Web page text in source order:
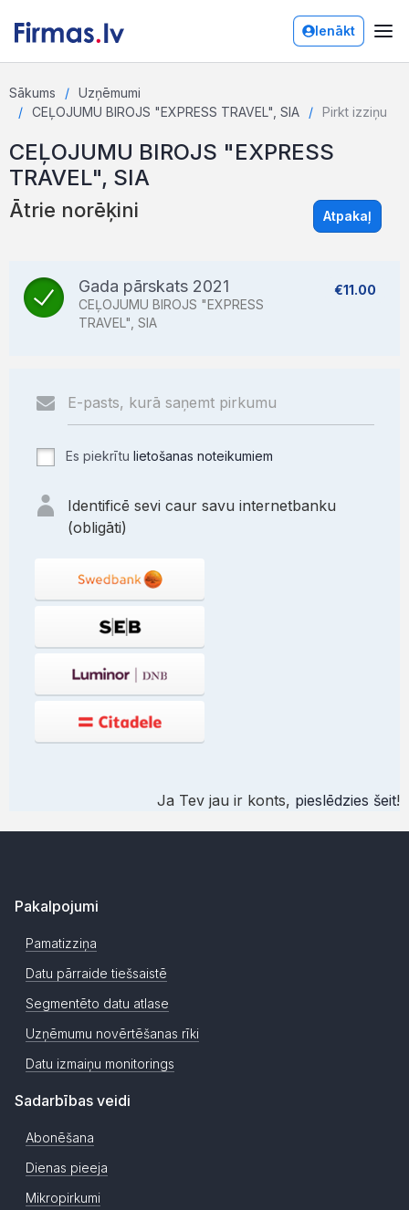
Ienākt
Sākums
Uzņēmumi
CEĻOJUMU BIROJS "EXPRESS TRAVEL", SIA
Pirkt izziņu
CEĻOJUMU BIROJS "EXPRESS
TRAVEL", SIA
Ātrie norēķini Atpakaļ
Gada pārskats 2021
CEĻOJUMU BIROJS "EXPRESS
TRAVEL", SIA
€11.00
Es piekrītu lietošanas noteikumiem
Identificē sevi caur savu internetbanku
(obligāti)
Ja Tev jau ir konts, pieslēdzies šeit!
Pakalpojumi
Pamatizziņa
Datu pārraide tiešsaistē
Segmentēto datu atlase
Uzņēmumu novērtēšanas rīki
Datu izmaiņu monitorings
Sadarbības veidi
Abonēšana
Dienas pieeja
Mikropirkumi